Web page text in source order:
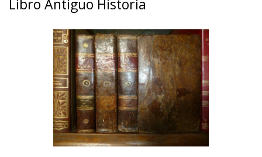
Libro Antiguo Historia